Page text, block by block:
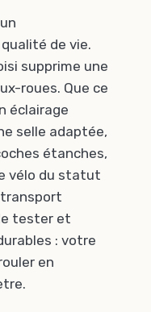
de vie.
supprime une
roues. Que ce
éclairage
selle adaptée,
étanches,
vélo du statut
transport
tester et
: votre
en